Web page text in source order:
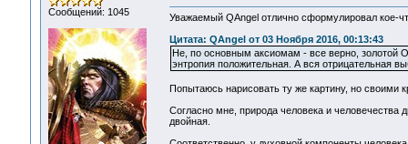
Сообщений: 1045
Уважаемый QAngel отлично сформулировал кое-
Цитата: QAngel от 03 Ноября 2016, 00:13:43
Не, по основным аксиомам - все верно, золотой
энтропия положительная. А вся отрицательная
Попытаюсь нарисовать ту же картину, но своими
Согласно мне, природа человека и человечества
двойная.